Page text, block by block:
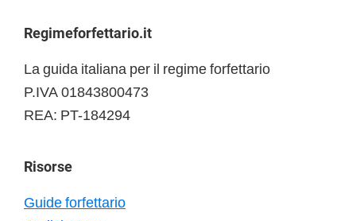
Footer
Regimeforfettario.it
La guida italiana per il regime forfettario
P.IVA 01843800473
REA: PT-184294
Risorse
Guide forfettario